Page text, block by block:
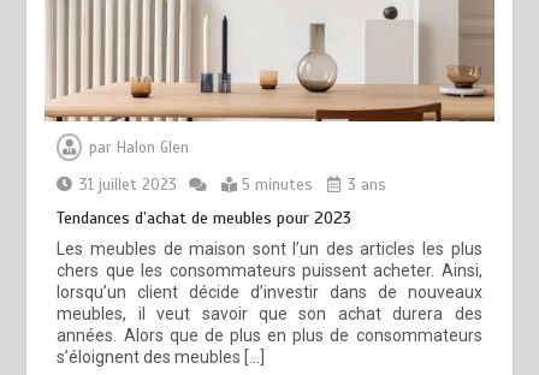
parHalon Glen
31 juillet 2023
5 minutes 3 ans
Tendances d’achat de meubles pour 2023
Les meubles de maison sont l’un des articles les plus
chers que les consommateurs puissent acheter. Ainsi,
lorsqu’un client décide d’investir dans de nouveaux
meubles, il veut savoir que son achat durera des
années. Alors que de plus en plus de consommateurs
s’éloignent des meubles […]